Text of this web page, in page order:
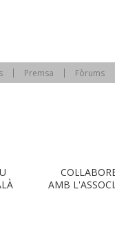
Premsa Fòrums
AMB